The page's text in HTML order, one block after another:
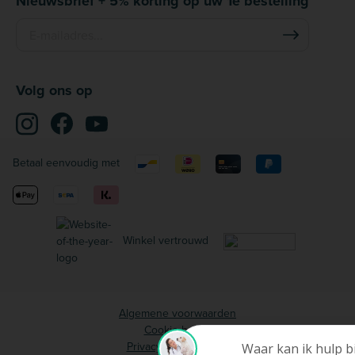
HydraCare, de producten van Purina zijn ontworpen
om de gezondheid van uw huisdier te verbeteren.
Volg ons op
Betaal eenvoudig met
Winkel vertrouwd
Algemene voorwaarden
Cookie beleid
Privacy voorwaarden